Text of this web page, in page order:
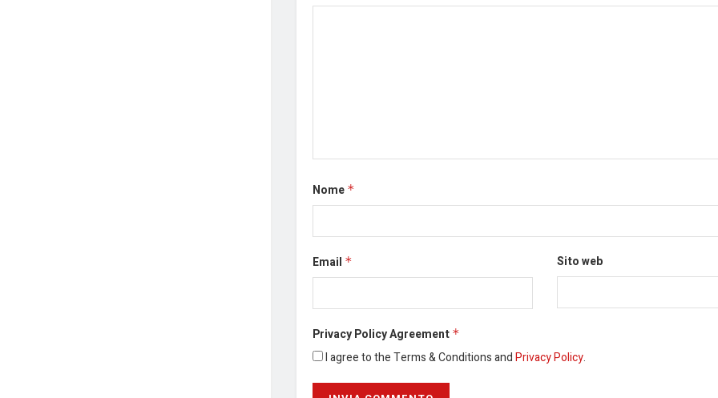
Nome *
Email * Sito web
Privacy Policy Agreement *
I agree to the Terms & Conditions andPrivacy Policy.